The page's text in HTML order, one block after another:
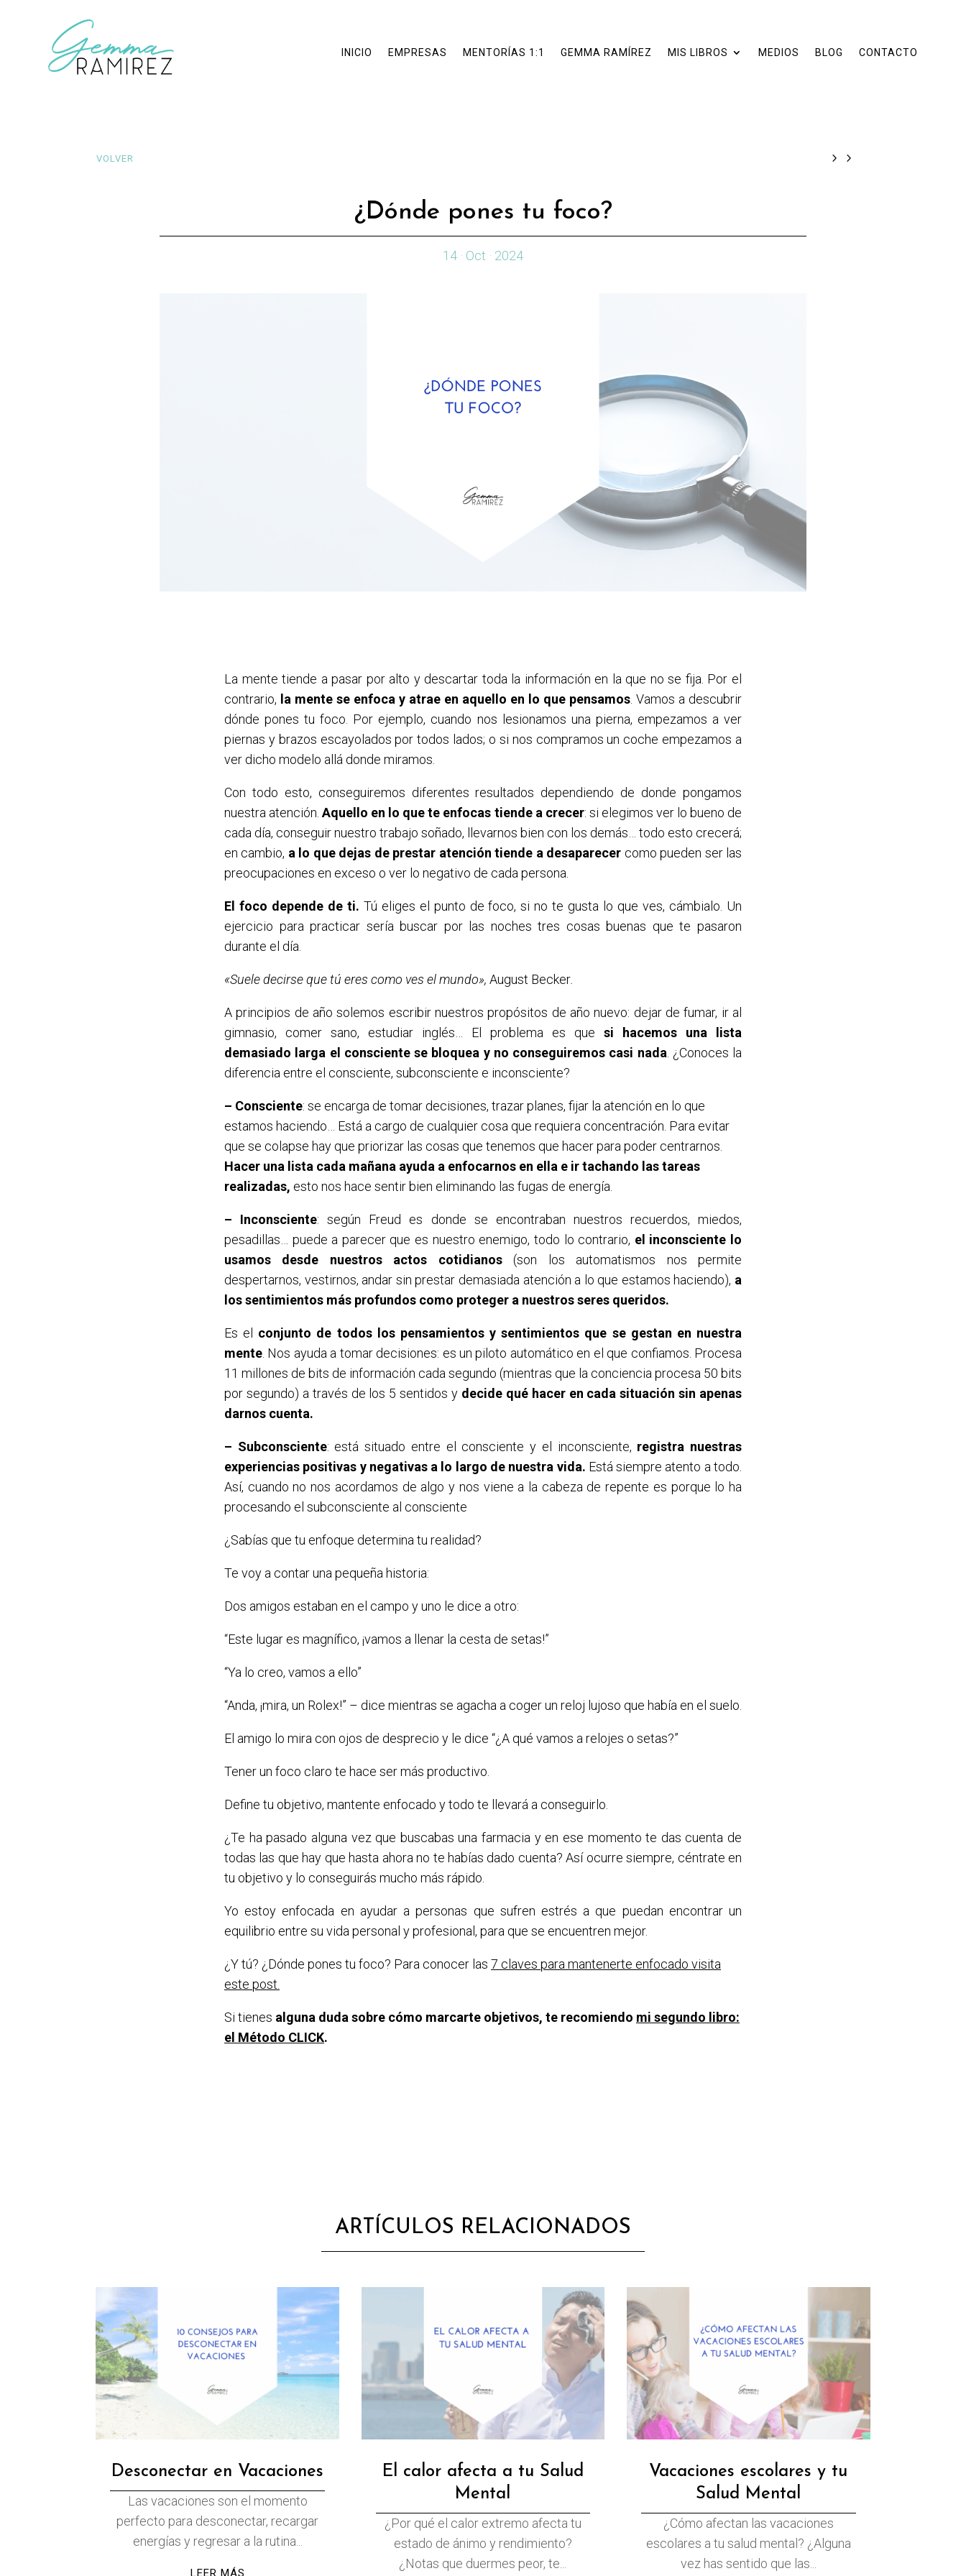
INICIO EMPRESAS MENTORÍAS 1:1 GEMMA RAMÍREZ MIS LIBROS MEDIOS BLOG CONTACTO
VOLVER
¿Dónde pones tu foco?
14 · Oct · 2024
La mente tiende a pasar por alto y descartar toda la información en la que no se fija. Por el
contrario, la mente se enfoca y atrae en aquello en lo que pensamos . Vamos a descubrir
dónde pones tu foco. Por ejemplo, cuando nos lesionamos una pierna, empezamos a ver
piernas y brazos escayolados por todos lados; o si nos compramos un coche empezamos a
ver dicho modelo allá donde miramos.
Con todo esto, conseguiremos diferentes resultados dependiendo de donde pongamos
nuestra atención.Aquello en lo que te enfocas tiende a crecer: si elegimos ver lo bueno de
cada día, conseguir nuestro trabajo soñado, llevarnos bien con los demás… todo esto crecerá;
en cambio, a lo que dejas de prestar atención tiende a desaparecer como pueden ser las
preocupaciones en exceso o ver lo negativo de cada persona.
El foco depende de ti. Tú eliges el punto de foco, si no te gusta lo que ves, cámbialo. Un
ejercicio para practicar sería buscar por las noches tres cosas buenas que te pasaron
durante el día.
«Suele decirse que tú eres como ves el mundo», August Becker
A principios de año solemos escribir nuestros propósitos de año nuevo: dejar de fumar, ir al
gimnasio, comer sano, estudiar inglés… El problema es que si hacemos una lista
demasiado larga el consciente se bloquea y no conseguiremos casi nada . ¿Conoces la
diferencia entre el consciente, subconsciente e inconsciente?
– Consciente: se encarga de tomar decisiones, trazar planes, fijar la atención en lo que
estamos haciendo… Está a cargo de cualquier cosa que requiera concentración. Para evitar
que se colapse hay que priorizar las cosas que tenemos que hacer para poder centrarnos.
Hacer una lista cada mañana ayuda a enfocarnos en ella e ir tachando las tareas
realizadas, esto nos hace sentir bien eliminando las fugas de energía.
– Inconsciente: según Freud es donde se encontraban nuestros recuerdos, miedos,
pesadillas… puede a parecer que es nuestro enemigo, todo lo contrario, el inconsciente lo
usamos desde nuestros actos cotidianos(son los automatismos nos permite
despertarnos, vestirnos, andar sin prestar demasiada atención a lo que estamos haciendo), a
los sentimientos más profundos como proteger a nuestros seres queridos.
Es el conjunto de todos los pensamientos y sentimientos que se gestan en nuestra
mente . Nos ayuda a tomar decisiones: es un piloto automático en el que confiamos. Procesa
11 millones de bits de información cada segundo (mientras que la conciencia procesa 50 bits
por segundo) a través de los 5 sentidos y decide qué hacer en cada situación sin apenas
darnos cuenta.
– Subconsciente: está situado entre el consciente y el inconsciente, registra nuestras
experiencias positivas y negativas a lo largo de nuestra vida. Está siempre atento a todo.
Así, cuando no nos acordamos de algo y nos viene a la cabeza de repente es porque lo ha
procesando el subconsciente al consciente
¿Sabías que tu enfoque determina tu realidad?
Te voy a contar una pequeña historia:
Dos amigos estaban en el campo y uno le dice a otro:
“Este lugar es magnífico, ¡vamos a llenar la cesta de setas!”
“Ya lo creo, vamos a ello”
“Anda, ¡mira, un Rolex!” – dice mientras se agacha a coger un reloj lujoso que había en el suelo.
El amigo lo mira con ojos de desprecio y le dice “¿A qué vamos a relojes o setas?”
Tener un foco claro te hace ser más productivo.
Define tu objetivo, mantente enfocado y todo te llevará a conseguirlo.
¿Te ha pasado alguna vez que buscabas una farmacia y en ese momento te das cuenta de
todas las que hay que hasta ahora no te habías dado cuenta?Así ocurre siempre, céntrate en
tu objetivo y lo conseguirás mucho más rápido.
Yo estoy enfocada en ayudar a personas que sufren estrés a que puedan encontrar un
equilibrio entre su vida personal y profesional, para que se encuentren mejor.
¿Y tú? ¿Dónde pones tu foco? Para conocer las 7 claves para mantenerte enfocado visita
este post.
Si tienes alguna duda sobre cómo marcarte objetivos, te recomiendo mi segundo libro:
el Método CLICK.
ARTÍCULOS RELACIONADOS
Desconectar en Vacaciones
Las vacaciones son el momento
perfecto para desconectar, recargar
energías y regresar a la rutina...
LEER MÁS
El calor afecta a tu Salud
Mental
¿Por qué el calor extremo afecta tu
estado de ánimo y rendimiento?
¿Notas que duermes peor, te...
Vacaciones escolares y tu
Salud Mental
¿Cómo afectan las vacaciones
escolares a tu salud mental? ¿Alguna
vez has sentido que las...